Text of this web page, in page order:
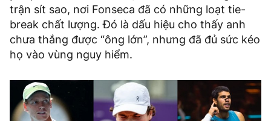
trận sít sao, nơi Fonseca đã có những loạt tie-
break chất lượng. Đó là dấu hiệu cho thấy anh
chưa thắng được “ông lớn”, nhưng đã đủ sức kéo
họ vào vùng nguy hiểm.